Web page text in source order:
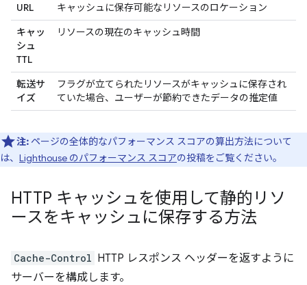
URL
キャッシュに保存可能なリソースのロケーション
キャッ
シュ
TTL
リソースの現在のキャッシュ時間
転送サ
イズ
フラグが立てられたリソースがキャッシュに保存され
ていた場合、ユーザーが節約できたデータの推定値
注: ページの全体的なパフォーマンス スコアの算出方法について
は、 Lighthouse のパフォーマンス スコアの投稿をご覧ください。
HTTP キャッシュを使用して静的リソ
ースをキャッシュに保存する方法
Cache-Control HTTP レスポンス ヘッダーを返すように
サーバーを構成します。